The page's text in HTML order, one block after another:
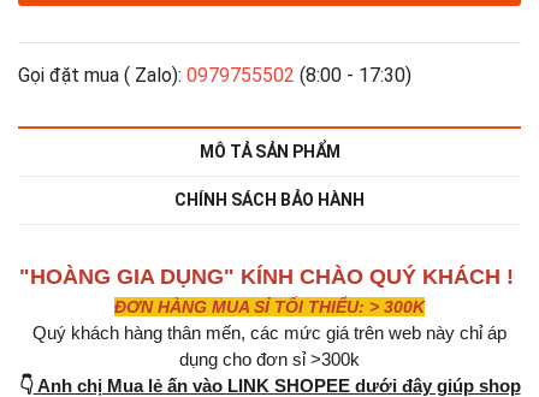
Gọi đặt mua ( Zalo): 0979755502 (8:00 - 17:30)
MÔ TẢ SẢN PHẨM
CHÍNH SÁCH BẢO HÀNH
"HOÀNG GIA DỤNG" KÍNH CHÀO QUÝ KHÁCH !
ĐƠN HÀNG MUA SỈ TỐI THIỂU: > 300K
Quý khách hàng thân mến, các mức giá trên web này chỉ áp
dụng cho đơn sỉ >300k
👇Anh chị Mua lẻ ấn vào LINK SHOPEE dưới đây giúp shop